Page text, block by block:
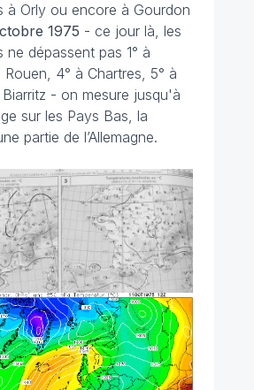
à Orly ou encore à Gourdon
1975 - ce jour là, les
ne dépassent pas 1° à
Rouen, 4° à Chartres, 5° à
Biarritz - on mesure jusqu'à
sur les Pays Bas, la
partie de l’Allemagne.